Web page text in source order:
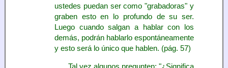
ustedes puedan ser como "grabadoras" y
graben esto en lo profundo de su ser.
Luego cuando salgan a hablar con los
demás, podrán hablarlo espontáneamente
y esto será lo único que hablen. (pág. 57)
Tal vez algunos pregunten: "¿Significa